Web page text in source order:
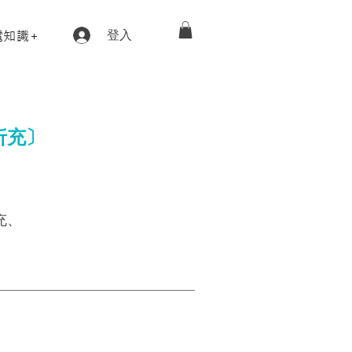
知識+ 登入
〕